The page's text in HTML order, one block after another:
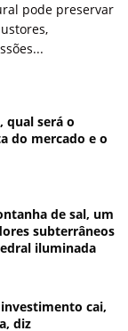
pode preservar
qual será o
do mercado e o
de sal, um
subterrâneos
iluminada
cai,
diz